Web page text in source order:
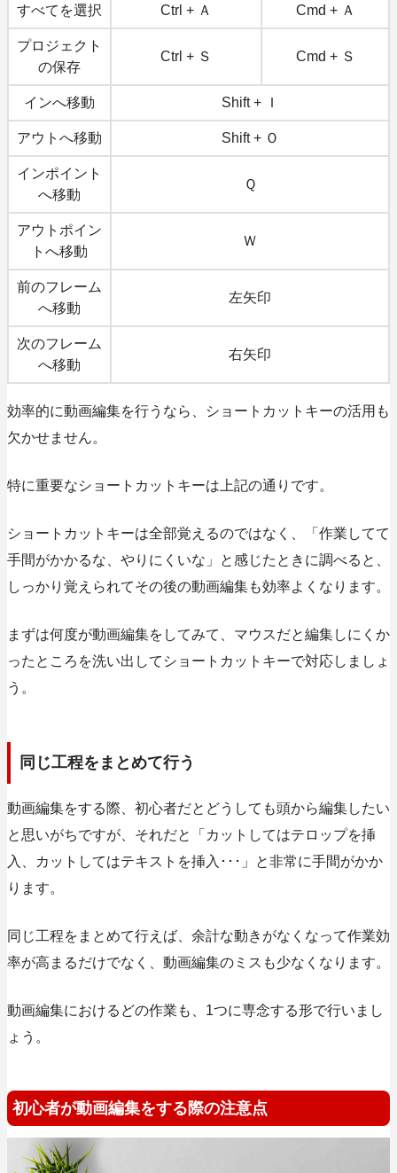
すべてを選択 Ctrl + Ａ Cmd + Ａ
プロジェクト
の保存
Ctrl + Ｓ Cmd + Ｓ
インへ移動 Shift + Ｉ
アウトへ移動 Shift + Ｏ
インポイント
へ移動
Ｑ
アウトポイン
トへ移動
Ｗ
前のフレーム
へ移動
左矢印
次のフレーム
へ移動
右矢印
効率的に動画編集を行うなら、ショートカットキーの活用も
欠かせません。
特に重要なショートカットキーは上記の通りです。
ショートカットキーは全部覚えるのではなく、「作業してて
手間がかかるな、やりにくいな」と感じたときに調べると、
しっかり覚えられてその後の動画編集も効率よくなります。
まずは何度が動画編集をしてみて、マウスだと編集しにくか
ったところを洗い出してショートカットキーで対応しましょ
う。
同じ工程をまとめて行う
動画編集をする際、初心者だとどうしても頭から編集したい
と思いがちですが、それだと「カットしてはテロップを挿
入、カットしてはテキストを挿入･･･」と非常に手間がかか
ります。
同じ工程をまとめて行えば、余計な動きがなくなって作業効
率が高まるだけでなく、動画編集のミスも少なくなります。
動画編集におけるどの作業も、1つに専念する形で行いまし
ょう。
初心者が動画編集をする際の注意点